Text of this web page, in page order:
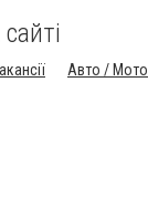
Авто / Мото